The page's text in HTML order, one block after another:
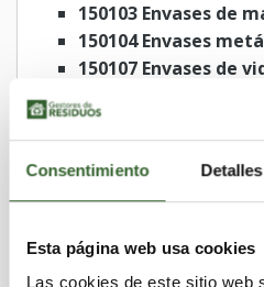
Consentimiento Detalles
Esta página web usa cookies
Las cookies de este sitio web
150103 Envases de
150104 Envases
150107 Envases de
160117 Metales
160118 Metales no
160120 Vidrio
160214 Equipos
02 13